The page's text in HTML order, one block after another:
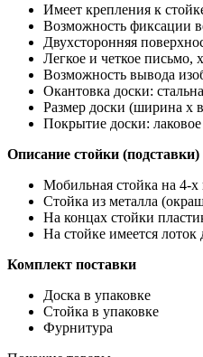
Имеет крепления к
Возможность фиксации
Двухсторонняя
Легкое и четкое письмо,
Возможность вывода
Окантовка доски:
Размер доски (ширина х
Покрытие доски: лаковое
Описание стойки (подставки)
Мобильная стойка на 4-
Стойка из металла
На концах стойки
На стойке имеется
Комплект поставки
Доска в упаковке
Стойка в упаковке
Фурнитура